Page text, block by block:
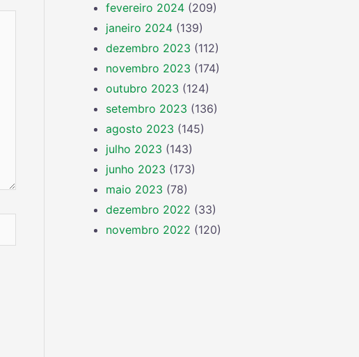
fevereiro 2024 (209)
janeiro 2024 (139)
dezembro 2023 (112)
novembro 2023 (174)
outubro 2023 (124)
setembro 2023 (136)
agosto 2023 (145)
julho 2023 (143)
junho 2023 (173)
maio 2023 (78)
dezembro 2022 (33)
novembro 2022 (120)